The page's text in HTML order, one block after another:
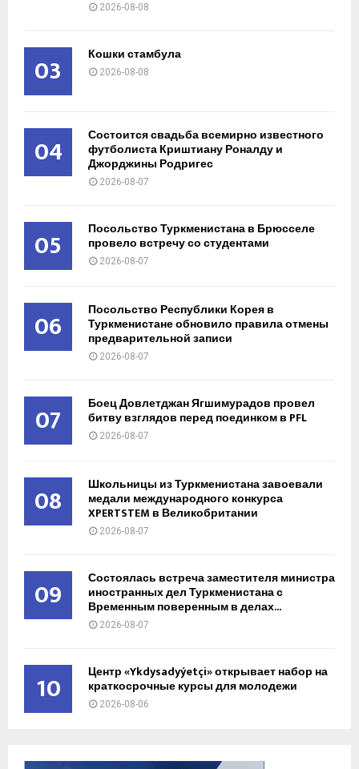
2026-08-08
03 Кошки стамбула
2026-08-08
04 Состоится свадьба всемирно известного
футболиста Криштиану Роналду и
Джорджины Родригес
2026-08-07
05 Посольство Туркменистана в Брюсселе
провело встречу со студентами
2026-08-07
06 Посольство Республики Корея в
Туркменистане обновило правила отмены
предварительной записи
2026-08-07
07 Боец Довлетджан Ягшимурадов провел
битву взглядов перед поединком в PFL
2026-08-07
08 Школьницы из Туркменистана завоевали
медали международного конкурса
XPERTSTEM в Великобритании
2026-08-07
09 Состоялась встреча заместителя министра
иностранных дел Туркменистана с
Временным поверенным в делах...
2026-08-07
10 Центр «Ykdysadyýetçi» открывает набор на
краткосрочные курсы для молодежи
2026-08-06